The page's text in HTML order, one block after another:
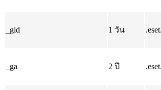
_gid 1 วัน
_ga 2 ปี